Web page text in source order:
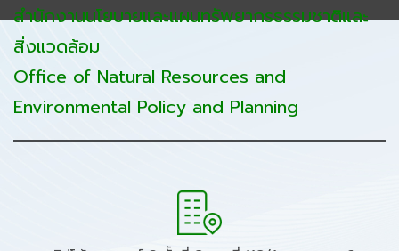
สำนักงานนโยบายและแผนทรัพยากรธรรมชาติและ
สิ่งแวดล้อม
Office of Natural Resources and
Environmental Policy and Planning